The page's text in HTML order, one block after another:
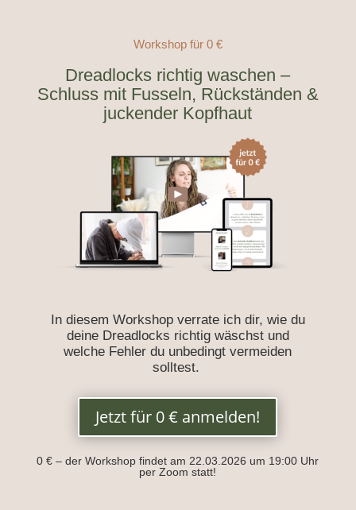
Workshop für 0 €
Dreadlocks richtig waschen –
Schluss mit Fusseln, Rückständen &
juckender Kopfhaut
In diesem Workshop verrate ich dir, wie du
deine Dreadlocks richtig wäschst und
welche Fehler du unbedingt vermeiden
solltest.
Jetzt für 0 € anmelden!
0 € – der Workshop findet am 22.03.2026 um 19:00 Uhr
per Zoom statt!